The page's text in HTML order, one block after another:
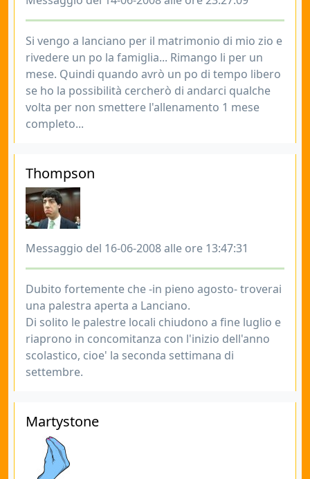
Si vengo a lanciano per il matrimonio di mio zio e
rivedere un po la famiglia... Rimango li per un
mese. Quindi quando avrò un po di tempo libero
se ho la possibilità cercherò di andarci qualche
volta per non smettere l'allenamento 1 mese
completo...
Thompson
Messaggio del 16-06-2008 alle ore 13:47:31
Dubito fortemente che -in pieno agosto- troverai
una palestra aperta a Lanciano.
Di solito le palestre locali chiudono a fine luglio e
riaprono in concomitanza con l'inizio dell'anno
scolastico, cioe' la seconda settimana di
settembre.
Martystone